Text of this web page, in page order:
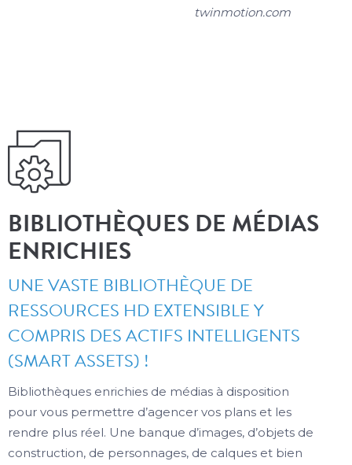
twinmotion.com
BIBLIOTHÈQUES DE MÉDIAS
ENRICHIES
UNE VASTE BIBLIOTHÈQUE DE
RESSOURCES HD EXTENSIBLE Y
COMPRIS DES ACTIFS INTELLIGENTS
(SMART ASSETS) !
Bibliothèques enrichies de médias à disposition
pour vous permettre d’agencer vos plans et les
rendre plus réel. Une banque d’images, d’objets de
construction, de personnages, de calques et bien